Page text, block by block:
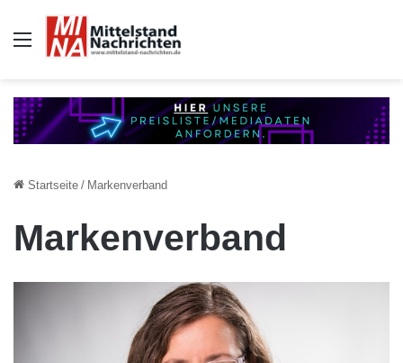
Auswahl
Startseite / Markenverband
Markenverband